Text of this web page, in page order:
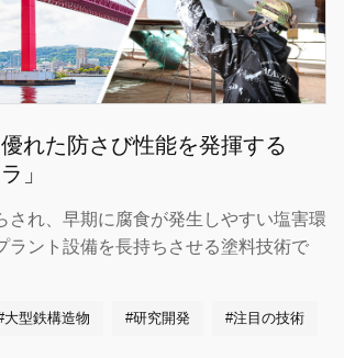
れた防さび性能を発揮する
」
され、早期に腐食が発生しやすい塩害環
ラント設備を長持ちさせる塗料技術で
大型鉄構造物 #研究開発 #注目の技術